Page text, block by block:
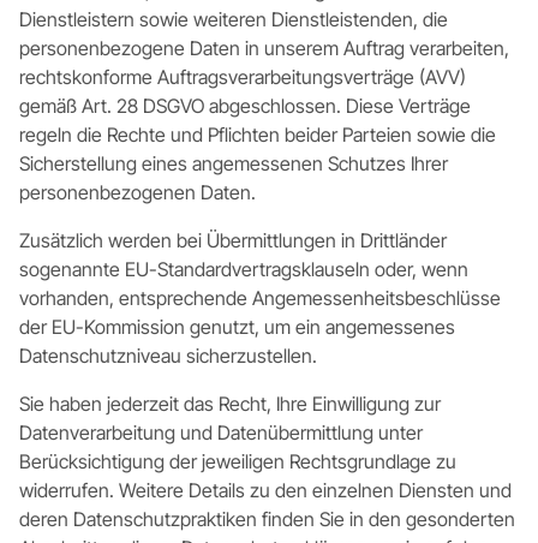
Dienstleistern sowie weiteren Dienstleistenden, die
personenbezogene Daten in unserem Auftrag verarbeiten,
rechtskonforme Auftragsverarbeitungsverträge (AVV)
gemäß Art. 28 DSGVO abgeschlossen. Diese Verträge
regeln die Rechte und Pflichten beider Parteien sowie die
Sicherstellung eines angemessenen Schutzes Ihrer
personenbezogenen Daten.
Zusätzlich werden bei Übermittlungen in Drittländer
sogenannte EU-Standardvertragsklauseln oder, wenn
vorhanden, entsprechende Angemessenheitsbeschlüsse
der EU-Kommission genutzt, um ein angemessenes
Datenschutzniveau sicherzustellen.
Sie haben jederzeit das Recht, Ihre Einwilligung zur
Datenverarbeitung und Datenübermittlung unter
Berücksichtigung der jeweiligen Rechtsgrundlage zu
widerrufen. Weitere Details zu den einzelnen Diensten und
deren Datenschutzpraktiken finden Sie in den gesonderten